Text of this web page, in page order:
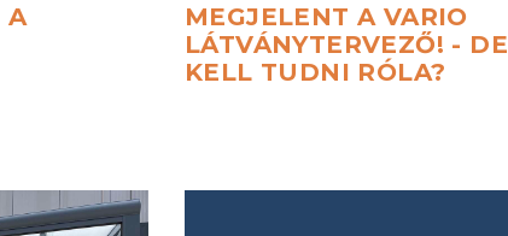
A
MEGJELENT A VARIO
LÁTVÁNYTERVEZŐ! - DE
KELL TUDNI RÓLA?